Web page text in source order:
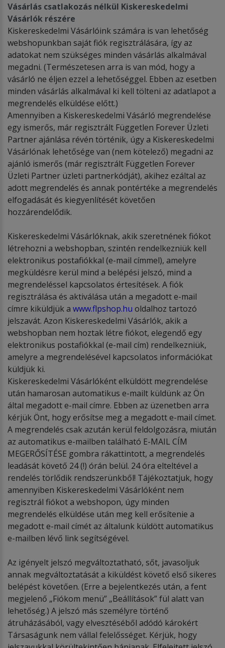
Vásárlás csatlakozás nélkül Kiskereskedelmi
Vásárlók részére
Kiskereskedelmi Vásárlóink számára is van lehetőség
webshopunkban saját fiók regisztrálására, így az
adatokat nem szükséges minden vásárlás alkalmával
megadni. (Természetesen arra is van mód, hogy a
vásárló ne éljen ezzel a lehetőséggel. Ebben az esetben
minden vásárlás alkalmával ki kell tölteni az adatlapot a
megrendelés elküldése előtt.)
Amennyiben a Kiskereskedelmi Vásárló megrendelése
egy ismerős, már regisztrált Független Forever Üzleti
Partner ajánlása révén történik, úgy a Kiskereskedelmi
Vásárlónak lehetősége van (nem kötelező) megadni az
ajánló ismerős (már regisztrált Független Forever
Üzleti Partner üzleti partnerkódját), akihez ezáltal az
adott megrendelés és annak pontértéke a megrendelés
elfogadását és kiegyenlítését követően
hozzárendelődik.
Kiskereskedelmi Vásárlóknak, akik szeretnének fiókot
létrehozni a webshopban, szintén rendelkezniük kell
elektronikus postafiókkal (e-mail címmel), amelyre
megküldésre kerül mind a belépési jelszó, mind a
megrendeléssel kapcsolatos értesítések. A fiók
regisztrálása és aktiválása után a megadott e-mail
címre kiküldjük a www.flpshop.hu oldalhoz tartozó
jelszavát. Azon Kiskereskedelmi Vásárlók, akik a
webshopban nem hoztak létre fiókot, elegendő egy
elektronikus postafiókkal (e-mail cím) rendelkezniük,
amelyre a megrendelésével kapcsolatos információkat
küldjük ki.
Kiskereskedelmi Vásárlóként elküldött megrendelése
után hamarosan automatikus e-mailt küldünk az Ön
által megadott e-mail címre. Ebben az üzenetben arra
kérjük Önt, hogy erősítse meg a megadott e-mail címet.
A megrendelés csak azután kerül feldolgozásra, miután
az automatikus e-mailben található E-MAIL CÍM
MEGERŐSÍTÉSE gombra rákattintott, a megrendelés
leadását követő 24 (!) órán belül. 24 óra elteltével a
rendelés törlődik rendszerünkből! Tájékoztatjuk, hogy
amennyiben Kiskereskedelmi Vásárlóként nem
regisztrál fiókot a webshopon, úgy minden
megrendelés elküldése után meg kell erősítenie a
megadott e-mail címét az általunk küldött automatikus
e-mailben lévő link segítségével.
Az igényelt jelszó megváltoztatható, sőt, javasoljuk
annak megváltoztatását a kiküldést követő első sikeres
belépést követően. (Erre a bejelentkezés után, a fent
megjelenő „Fiókom menü” „Beállítások” fül alatt van
lehetőség.) A jelszó más személyre történő
átruházásából, vagy elvesztéséből adódó károkért
Társaságunk nem vállal felelősséget. Kérjük, hogy